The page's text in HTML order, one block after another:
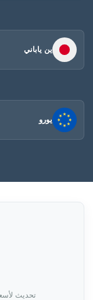
ين ياباني
يورو
تحديث